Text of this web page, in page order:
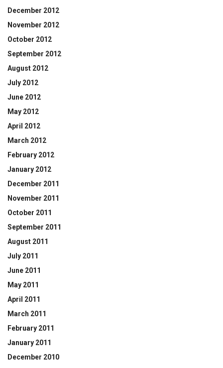
December 2012
November 2012
October 2012
September 2012
August 2012
July 2012
June 2012
May 2012
April 2012
March 2012
February 2012
January 2012
December 2011
November 2011
October 2011
September 2011
August 2011
July 2011
June 2011
May 2011
April 2011
March 2011
February 2011
January 2011
December 2010